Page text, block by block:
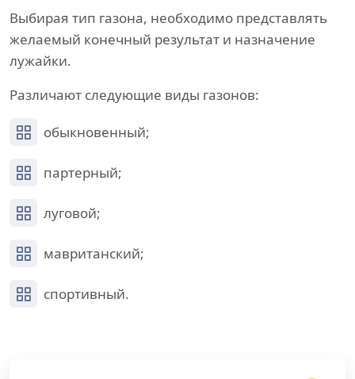
Выбирая тип газона, необходимо представлять
желаемый конечный результат и назначение
лужайки.
Различают следующие виды газонов:
обыкновенный;
партерный;
луговой;
мавританский;
спортивный.